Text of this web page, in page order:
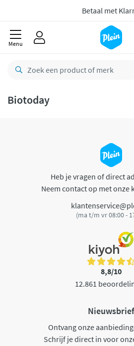
Betaal met
Menu
Biotoday
Heb je vragen of direct
Neem contact op met onze
(ma t/m vr 08:00 -
8,8/10
12.861
Nieuwsbrief
Ontvang onze
Schrijf je direct in voor